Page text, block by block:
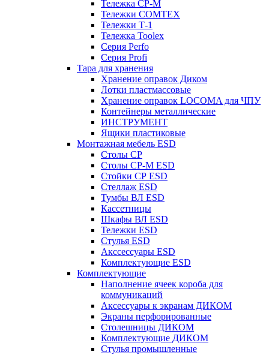
Тележка СР-М
Тележки COMTEX
Тележки Т-1
Тележка Toolex
Серия Perfo
Серия Profi
Тара для хранения
Хранение оправок Диком
Лотки пластмассовые
Хранение оправок LOCOMA для ЧПУ
Контейнеры металлические
ИНСТРУМЕНТ
Ящики пластиковые
Монтажная мебель ESD
Столы СР
Столы СР-М ESD
Стойки СР ESD
Стеллаж ESD
Тумбы ВЛ ESD
Кассетницы
Шкафы ВЛ ESD
Тележки ESD
Стулья ESD
Акссессуары ESD
Комплектующие ESD
Комплектующие
Наполнение ячеек короба для
коммуникаций
Аксессуары к экранам ДИКОМ
Экраны перфорированные
Cтолешницы ДИКОМ
Комплектующие ДИКОМ
Стулья промышленные